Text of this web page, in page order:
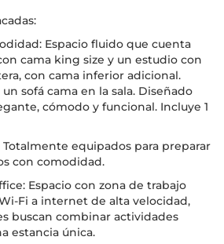
Espacio fluido que cuenta
cama king size y un estudio con
con cama inferior adicional.
sofá cama en la sala. Diseñado
cómodo y funcional. Incluye 1
Totalmente equipados para preparar
con comodidad.
Espacio con zona de trabajo
Fi a internet de alta velocidad,
buscan combinar actividades
estancia única.